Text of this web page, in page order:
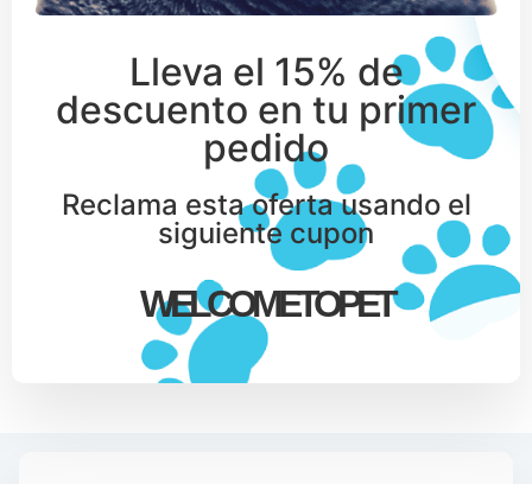
Lleva el 15% de
descuento en tu primer
pedido
Reclama esta oferta usando el
siguiente cupon
WELCOMETOPET